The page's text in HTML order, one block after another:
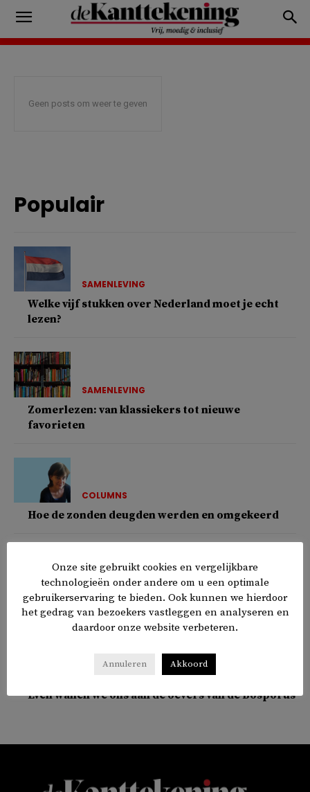
Geen posts om weer te geven
Populair
SAMENLEVING
Welke vijf stukken over Nederland moet je echt
lezen?
SAMENLEVING
Zomerlezen: van klassiekers tot nieuwe
favorieten
COLUMNS
Hoe de zonden deugden werden en omgekeerd
COLUMNS
Het blijft uiteindelijk bij een komma
Even wanen we ons aan de oevers van de Bosporus
Onze site gebruikt cookies en vergelijkbare
technologieën onder andere om u een optimale
gebruikerservaring te bieden. Ook kunnen we hierdoor
het gedrag van bezoekers vastleggen en analyseren en
daardoor onze website verbeteren.
Annuleren Akkoord